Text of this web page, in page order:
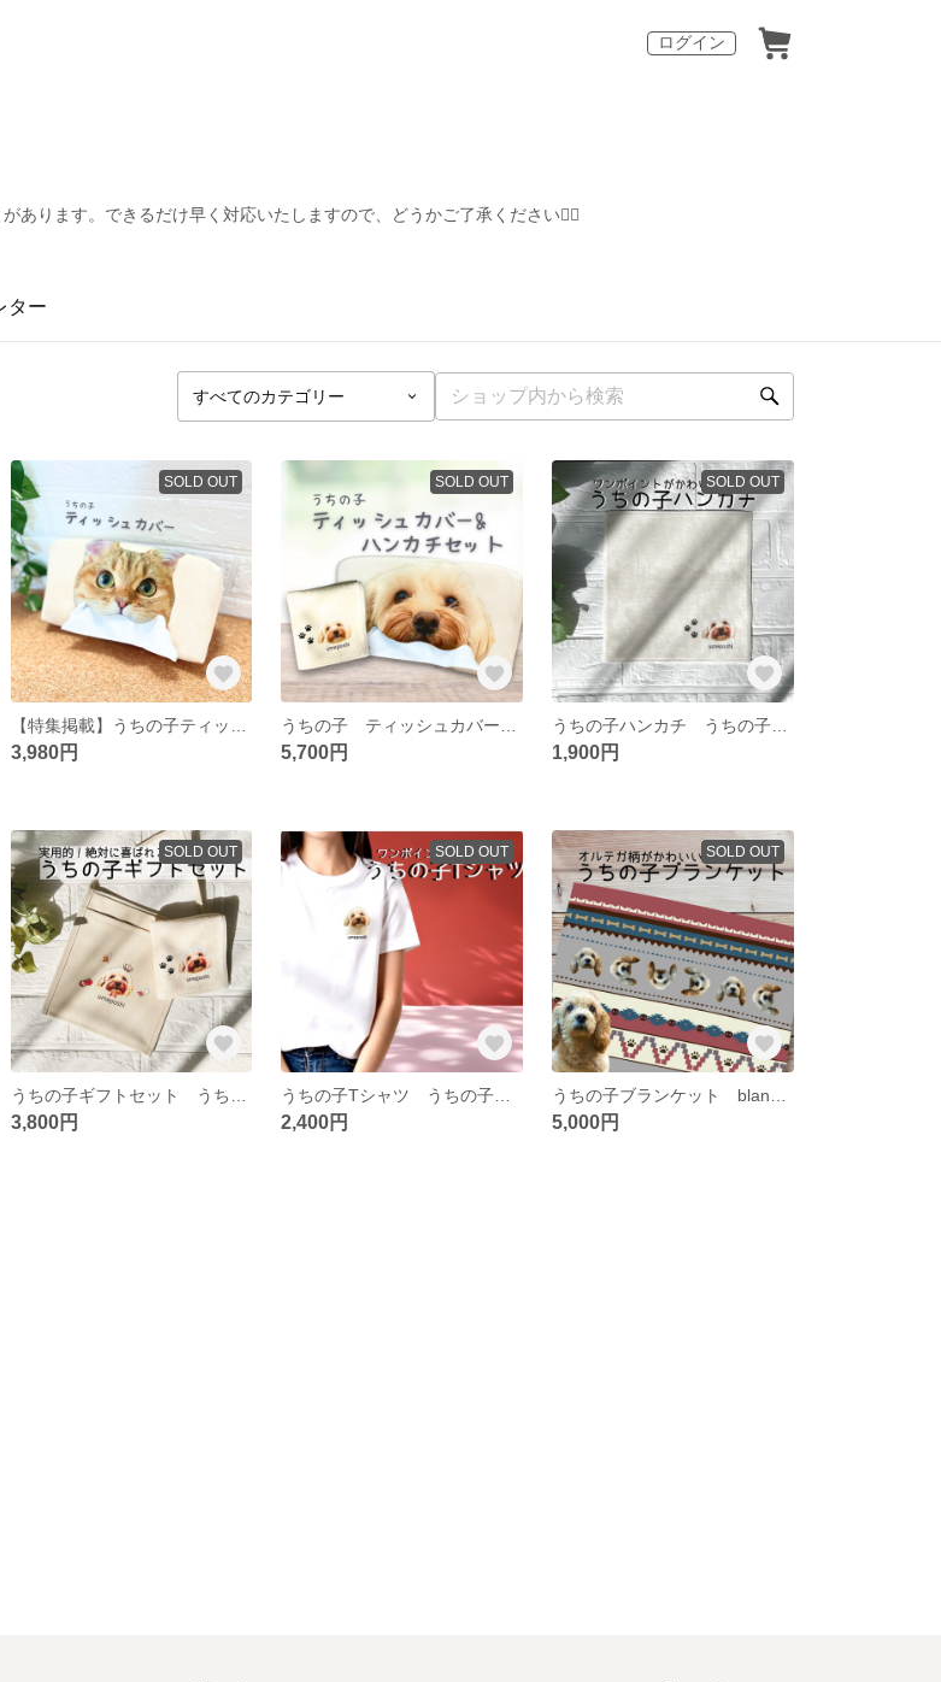
ログイン
あります。できるだけ早く対応いたしますので、どうかご了承ください🙇‍♀️
ター
SOLD OUT
3,980円
SOLD OUT
5,700円
SOLD OUT
1,900円
SOLD OUT
3,800円
SOLD OUT
2,400円
SOLD OUT
5,000円